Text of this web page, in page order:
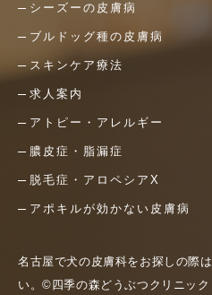
シーズーの皮膚病
ブルドッグ種の皮膚病
スキンケア療法
求人案内
アトピー・アレルギー
膿皮症・脂漏症
脱毛症・アロペシアX
アポキルが効かない皮膚病
名古屋で犬の皮膚科をお探しの際
い。©四季の森どうぶつクリニック